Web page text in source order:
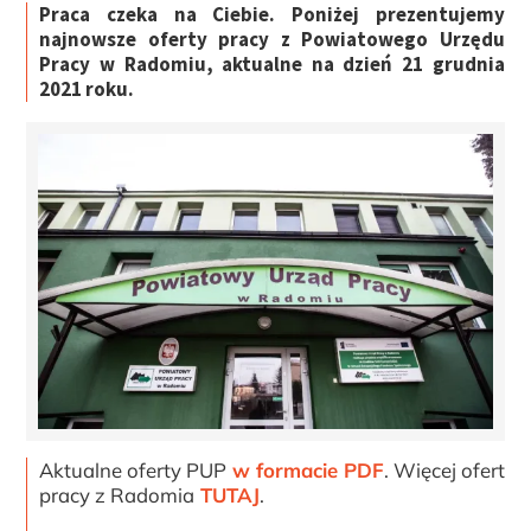
Praca czeka na Ciebie. Poniżej prezentujemy
najnowsze oferty pracy z Powiatowego Urzędu
Pracy w Radomiu, aktualne na dzień 21 grudnia
2021 roku.
Aktualne oferty PUP w formacie PDF. Więcej ofert
pracy z Radomia TUTAJ.